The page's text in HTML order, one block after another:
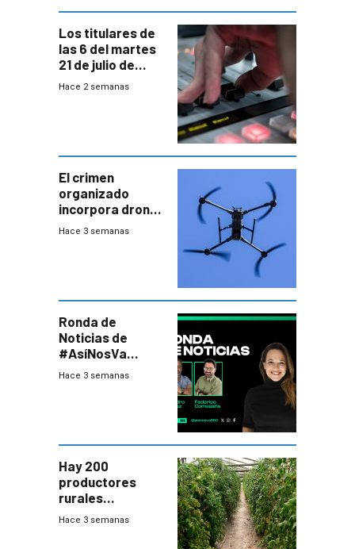
Los titulares de
las 6 del martes
21 de julio de
2026
Hace 2 semanas
El crimen
organizado
incorpora drones
y abre un nuevo
Hace 3 semanas
Ronda de
Noticias de
#AsíNosVa
(20/7/26)
Hace 3 semanas
Hay 200
productores
rurales
afectados tras
Hace 3 semanas